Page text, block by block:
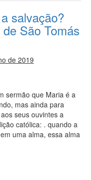
salvação?
São Tomás
de 2019
sermão que Maria é a
mas ainda para
seus ouvintes a
católica: . quando a
uma alma, essa alma